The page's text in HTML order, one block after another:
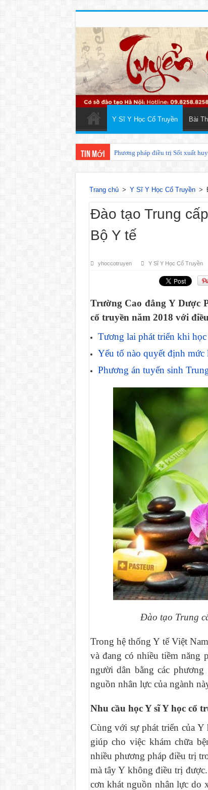
Y Sĩ Y Học Cổ Truyền Bài
Tin mới Phương pháp điều trị Sốt xuất
Trang chủ > Y Sĩ Y Học Cổ Truyền >
Đào tạo Trung
Bộ Y tế
yhoccotruyen Y Sĩ Y Học Cổ Truyền
Trường Cao đẳng Y Dược
cổ truyền năm 2018 với
Tương lai phát triển khi
Yếu tố nào quyết định
Phương án tuyển sinh
Đào tạo Trung
Trong hệ thống Y tế Việt
và đang có nhiều tiềm năng
người dân bằng các
nguồn nhân lực của ngành
Nhu cầu học Y sĩ Y học cổ
Cùng với sự phát triển của
giúp cho việc khám chữa
nhiều phương pháp điều trị
mà tây Y không điều trị
cơn khát nguồn nhân lực do